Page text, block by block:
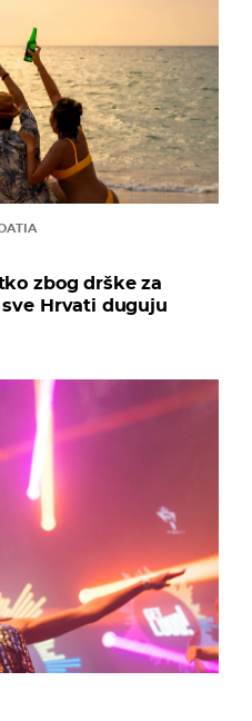
zbog drške za
Hrvati duguju